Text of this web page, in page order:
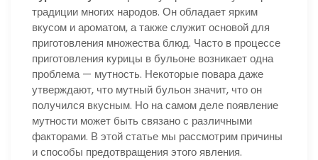
традиции многих народов. Он обладает ярким
вкусом и ароматом, а также служит основой для
приготовления множества блюд. Часто в процессе
приготовления курицы в бульоне возникает одна
проблема — мутность. Некоторые повара даже
утверждают, что мутный бульон значит, что он
получился вкусным. Но на самом деле появление
мутности может быть связано с различными
факторами. В этой статье мы рассмотрим причины
и способы предотвращения этого явления.